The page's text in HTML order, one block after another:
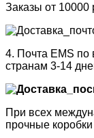
Заказы от 10000
4. Почта EMS по
странам 3-14
При всех
прочные